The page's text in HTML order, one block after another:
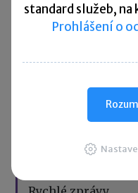
Co dělat, když zjistíte,
hlášení za duben byla
standard služeb,
Prohlášení o